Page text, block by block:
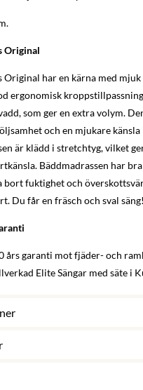
Original
Original har en kärna med
ergonomisk
som ger en extra volym.
och en mjukare känsla
är klädd i stretchtyg, vilket
Bäddmadrassen har
bort fuktighet och
Du får en fräsch och sval säng!
års garanti mot fjäder- och
Elite Sängar med säte i